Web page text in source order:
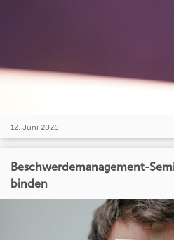
12. Juni 2026
Beschwerdemanagement-
binden